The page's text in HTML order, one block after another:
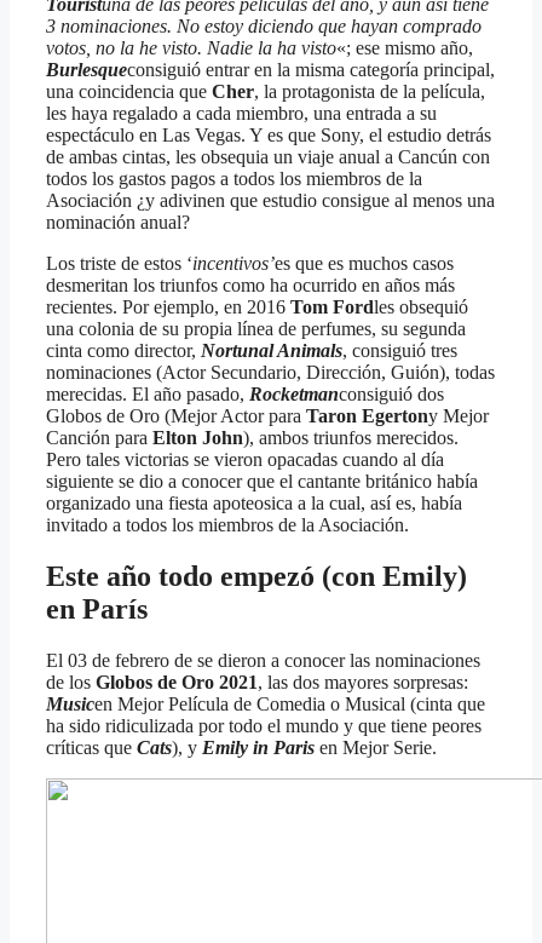
Touristuna de las peores películas del año, y aun así tiene
3 nominaciones. No estoy diciendo que hayan comprado
votos, no la he visto. Nadie la ha visto«; ese mismo año,
Burlesqueconsiguió entrar en la misma categoría principal,
una coincidencia que Cher, la protagonista de la película,
les haya regalado a cada miembro, una entrada a su
espectáculo en Las Vegas. Y es que Sony, el estudio detrás
de ambas cintas, les obsequia un viaje anual a Cancún con
todos los gastos pagos a todos los miembros de la
Asociación ¿y adivinen que estudio consigue al menos una
nominación anual?
Los triste de estos ‘incentivos’es que es muchos casos
desmeritan los triunfos como ha ocurrido en años más
recientes. Por ejemplo, en 2016 Tom Fordles obsequió
una colonia de su propia línea de perfumes, su segunda
cinta como director, Nortunal Animals, consiguió tres
nominaciones (Actor Secundario, Dirección, Guión), todas
merecidas. El año pasado, Rocketmanconsiguió dos
Globos de Oro (Mejor Actor para Taron Egertony Mejor
Canción para Elton John), ambos triunfos merecidos.
Pero tales victorias se vieron opacadas cuando al día
siguiente se dio a conocer que el cantante británico había
organizado una fiesta apoteosica a la cual, así es, había
invitado a todos los miembros de la Asociación.
Este año todo empezó (con Emily)
en París
El 03 de febrero de se dieron a conocer las nominaciones
de los Globos de Oro 2021, las dos mayores sorpresas:
Musicen Mejor Película de Comedia o Musical (cinta que
ha sido ridiculizada por todo el mundo y que tiene peores
críticas que Cats), y Emily in Paris en Mejor Serie.